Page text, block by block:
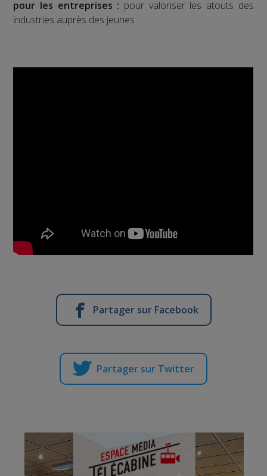
pour les entreprises : pour valoriser les atouts des
industries auprès des jeunes
Partager sur Facebook
Partager sur Twitter